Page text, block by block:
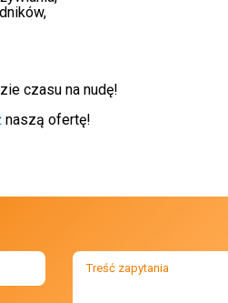
czasu na nudę!
naszą ofertę!